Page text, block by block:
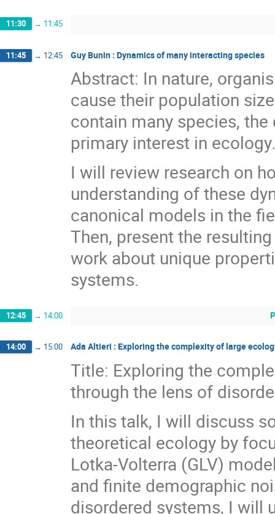
11:30 → 11:45
11:45 → 12:45 Guy Bunin : Dynamics of many interacting species
Abstract: In nature,
cause their population
contain many species,
primary interest in ecology.
I will review research on
understanding of these
canonical models in the
Then, present the
work about unique
systems.
12:45 → 14:00
14:00 → 15:00 Ada Altieri : Exploring the complexity of large
Title: Exploring the
through the lens of
In this talk, I will discuss
theoretical ecology by
Lotka-Volterra (GLV)
and finite demographic
disordered systems, I will